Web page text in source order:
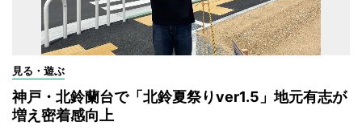
見る・遊ぶ
神戸・北鈴蘭台で「北鈴夏祭りver1.5」地元有志が
増え密着感向上